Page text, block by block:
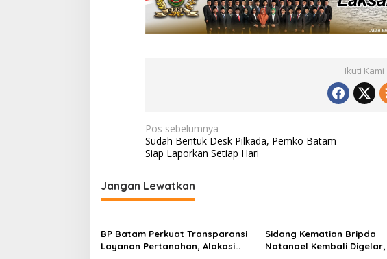
Ikuti Kami
N
a
i
g
a
s
Pos sebelumnya
Sudah Bentuk Desk Pilkada, Pemko Batam
Siap Laporkan Setiap Hari
Jangan Lewatkan
BP Batam Perkuat Transparansi
Layanan Pertanahan, Alokasi
Sidang Kematian Bripda
Natanael Kembali Digelar,